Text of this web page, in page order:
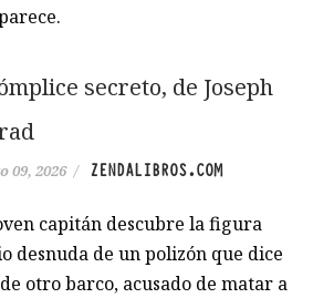
secreto, de Joseph
09, 2026 / ZENDALIBROS.COM
capitán descubre la figura
desnuda de un polizón que dice
otro barco, acusado de matar a